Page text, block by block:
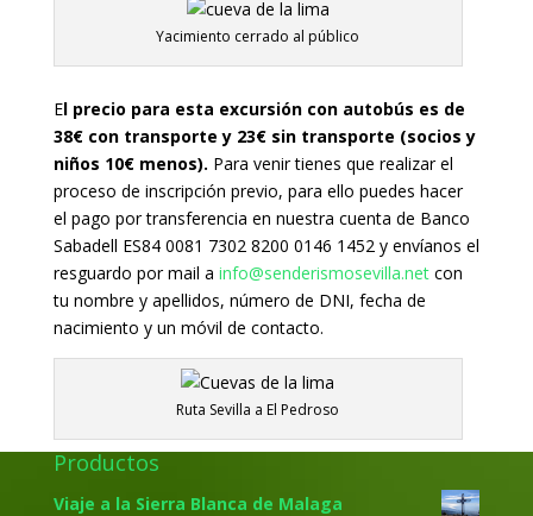
Yacimiento cerrado al público
El precio para esta excursión con autobús es de
38€ con transporte y 23€ sin transporte (socios y
niños 10€ menos). Para venir tienes que realizar el
proceso de inscripción previo, para ello puedes hacer
el pago por transferencia en nuestra cuenta de Banco
Sabadell ES84 0081 7302 8200 0146 1452 y envíanos el
resguardo por mail a info@senderismosevilla.netcon
tu nombre y apellidos, número de DNI, fecha de
nacimiento y un móvil de contacto.
Ruta Sevilla a El Pedroso
Productos
Viaje a la Sierra Blanca de Malaga